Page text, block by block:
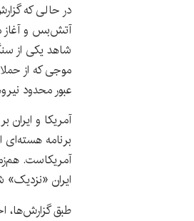
در حالی که
آتش‌بس و آغاز
شاهد یکی از
موجی که از
عبور محدود
برنامه هسته‌ای
آمریکاست.
ایران «نزدیک»
طبق گزارش‌ها،